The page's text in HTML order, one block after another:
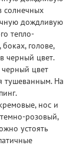
солнечных
дождливую
тепло-
голове,
черный цвет.
цвет
тушеванным. На
нос и
розовый,
устоять